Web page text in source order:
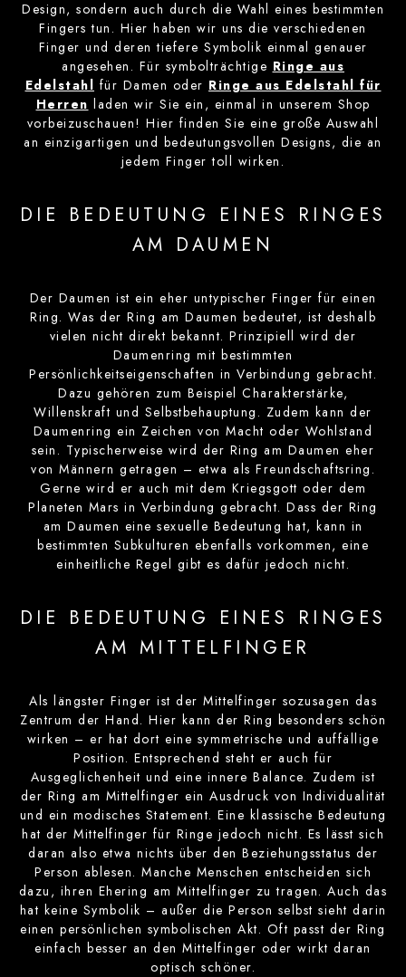
Design, sondern auch durch die Wahl eines bestimmten
Fingers tun. Hier haben wir uns die verschiedenen
Finger und deren tiefere Symbolik einmal genauer
angesehen. Für symbolträchtige Ringe aus
Edelstahl für Damen oder Ringe aus Edelstahl für
Herren laden wir Sie ein, einmal in unserem Shop
vorbeizuschauen! Hier finden Sie eine große Auswahl
an einzigartigen und bedeutungsvollen Designs, die an
jedem Finger toll wirken.
DIE BEDEUTUNG EINES RINGES
AM DAUMEN
Der Daumen ist ein eher untypischer Finger für einen
Ring. Was der Ring am Daumen bedeutet, ist deshalb
vielen nicht direkt bekannt. Prinzipiell wird der
Daumenring mit bestimmten
Persönlichkeitseigenschaften in Verbindung gebracht.
Dazu gehören zum Beispiel Charakterstärke,
Willenskraft und Selbstbehauptung. Zudem kann der
Daumenring ein Zeichen von Macht oder Wohlstand
sein. Typischerweise wird der Ring am Daumen eher
von Männern getragen – etwa als Freundschaftsring.
Gerne wird er auch mit dem Kriegsgott oder dem
Planeten Mars in Verbindung gebracht. Dass der Ring
am Daumen eine sexuelle Bedeutung hat, kann in
bestimmten Subkulturen ebenfalls vorkommen, eine
einheitliche Regel gibt es dafür jedoch nicht.
DIE BEDEUTUNG EINES RINGES
AM MITTELFINGER
Als längster Finger ist der Mittelfinger sozusagen das
Zentrum der Hand. Hier kann der Ring besonders schön
wirken – er hat dort eine symmetrische und auffällige
Position. Entsprechend steht er auch für
Ausgeglichenheit und eine innere Balance. Zudem ist
der Ring am Mittelfinger ein Ausdruck von Individualität
und ein modisches Statement. Eine klassische Bedeutung
hat der Mittelfinger für Ringe jedoch nicht. Es lässt sich
daran also etwa nichts über den Beziehungsstatus der
Person ablesen. Manche Menschen entscheiden sich
dazu, ihren Ehering am Mittelfinger zu tragen. Auch das
hat keine Symbolik – außer die Person selbst sieht darin
einen persönlichen symbolischen Akt. Oft passt der Ring
einfach besser an den Mittelfinger oder wirkt daran
optisch schöner.